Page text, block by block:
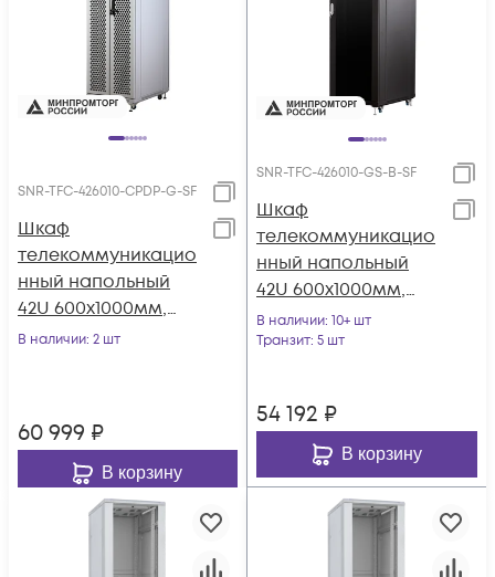
SNR-TFC-426010-CPDP-G-SF
Шкаф
телекоммуникацио
нный напольный
42U 600x1000мм,
серия TFC (SNR-TFC-
В наличии: 2 шт
60 999 ₽
В корзину
SNR-TFC-426010-GS-B-SF
Шкаф
телекоммуникацио
нный напольный
42U 600x1000мм,
серия TFC (SNR-TFC-
426010-GS-B-SF)
В наличии: 10+ шт
Транзит: 5 шт
54 192 ₽
В корзину